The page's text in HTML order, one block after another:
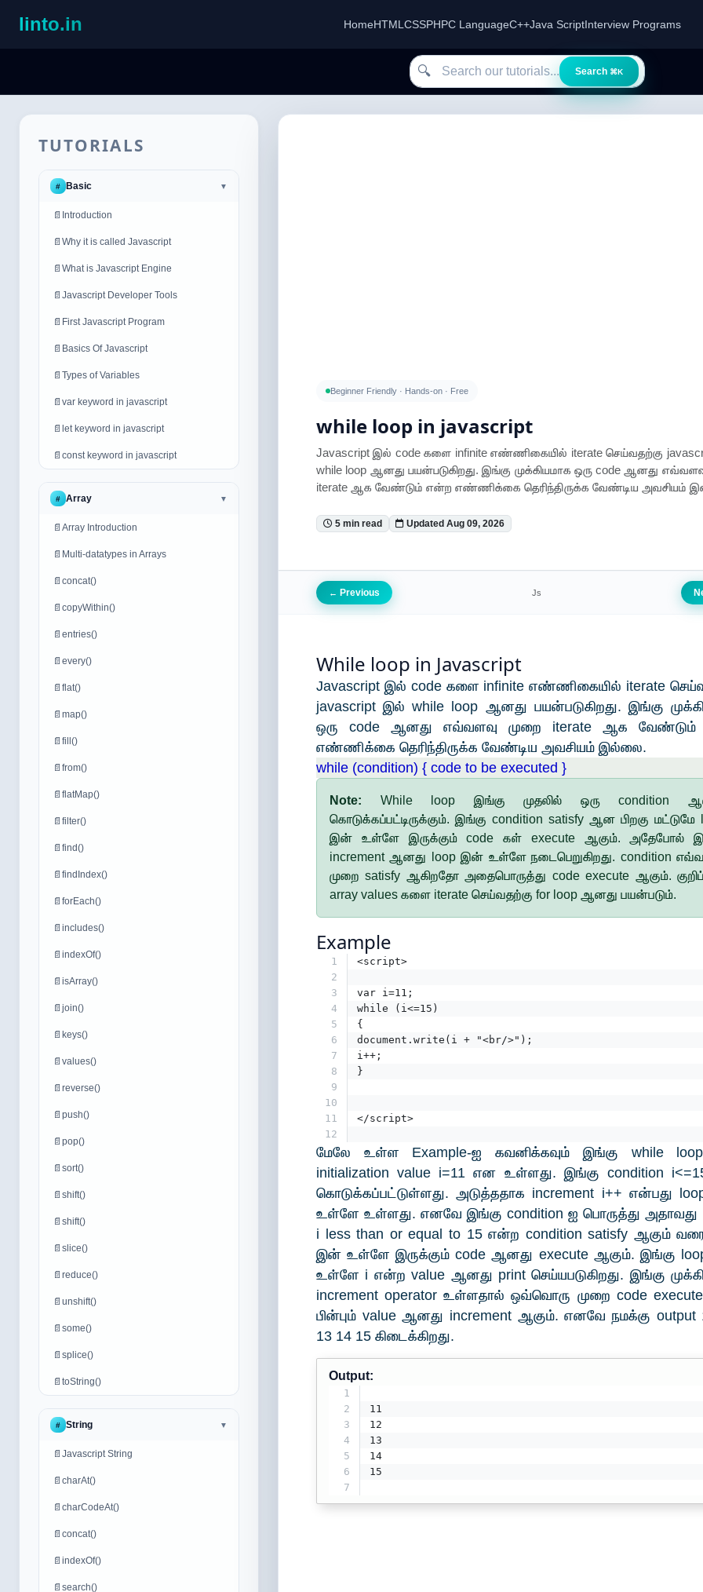
linto.in HomeHTML CSSPHPC LanguageC++Java ScriptInterview Programs
Search our tutorials
🔍 Search ⌘K
TUTORIALS
# Basic ▼
📄 Introduction
📄 Why it is called Javascript
📄 What is Javascript Engine
📄 Javascript Developer Tools
📄 First Javascript Program
📄 Basics Of Javascript
📄 Types of Variables
📄 var keyword in javascript
📄 let keyword in javascript
📄 const keyword in javascript
# Array ▼
📄 Array Introduction
📄 Multi-datatypes in Arrays
📄 concat()
📄 copyWithin()
📄 entries()
📄 every()
📄 flat()
📄 map()
📄 fill()
📄 from()
📄 flatMap()
📄 filter()
📄 find()
📄 findIndex()
📄 forEach()
📄 includes()
📄 indexOf()
📄 isArray()
📄 join()
📄 keys()
📄 values()
📄 reverse()
📄 push()
📄 pop()
📄 sort()
📄 shift()
📄 shift()
📄 slice()
📄 reduce()
📄 unshift()
📄 some()
📄 splice()
📄 toString()
# String ▼
📄 Javascript String
📄 charAt()
📄 charCodeAt()
📄 concat()
📄 indexOf()
📄 search()
Beginner Friendly · Hands-on · Free
while loop in javascript
Javascript இல் code களை infinite எண்ணிகையில் iterate செய்வதற்கு
while loop ஆனது பயன்படுகிறது. இங்கு முக்கியமாக ஒரு code ஆனது
iterate ஆக வேண்டும் என்ற எண்ணிக்கை தெரிந்திருக்க வேண்டிய அவசியம்
5 min read Updated Aug 09, 2026
← Previous Js
While loop in Javascript
Javascript இல் code களை infinite எண்ணிகையில் iterate
javascript இல் while loop ஆனது பயன்படுகிறது. இங்கு
ஒரு code ஆனது எவ்வளவு முறை iterate ஆக
எண்ணிக்கை தெரிந்திருக்க வேண்டிய அவசியம் இல்லை.
while (condition) { code to be executed }
Note: While loop இங்கு முதலில் ஒரு condition
கொடுக்கப்பட்டிருக்கும். இங்கு condition satisfy ஆன பிறகு மட்டுமே
இன் உள்ளே இருக்கும் code கள் execute ஆகும். அதேபோல்
increment ஆனது loop இன் உள்ளே நடைபெறுகிறது. condition
முறை satisfy ஆகிறதோ அதைபொருத்து code execute ஆகும்.
array values களை iterate செய்வதற்கு for loop ஆனது பயன்படும்.
Example
1
<script>
2
3
var i=11;
4
while (i<=15)
5
{
6
document.write(i + "<br/>");
7
i++;
8
}
9
10
11
</script>
12
மேலே உள்ள Example-ஐ கவனிக்கவும் இங்கு while
initialization value i=11 என உள்ளது. இங்கு condition
கொடுக்கப்பட்டுள்ளது. அடுத்ததாக increment i++ என்பது
உள்ளே உள்ளது. எனவே இங்கு condition ஐ பொருத்து அதாவது
i less than or equal to 15 என்ற condition satisfy ஆகும்
இன் உள்ளே இருக்கும் code ஆனது execute ஆகும். இங்கு
உள்ளே i என்ற value ஆனது print செய்யபடுகிறது. இங்கு
increment operator உள்ளதால் ஒவ்வொரு முறை code
பின்பும் value ஆனது increment ஆகும். எனவே நமக்கு output
13 14 15 கிடைக்கிறது.
Output:
1
2
11
3
12
4
13
5
14
6
15
7